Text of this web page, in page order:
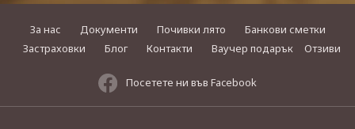
За нас Документи Почивки лято
Банкови сметки
Застраховки
Блог Контакти Ваучер подарък Отзиви
Посетете ни във Facebook